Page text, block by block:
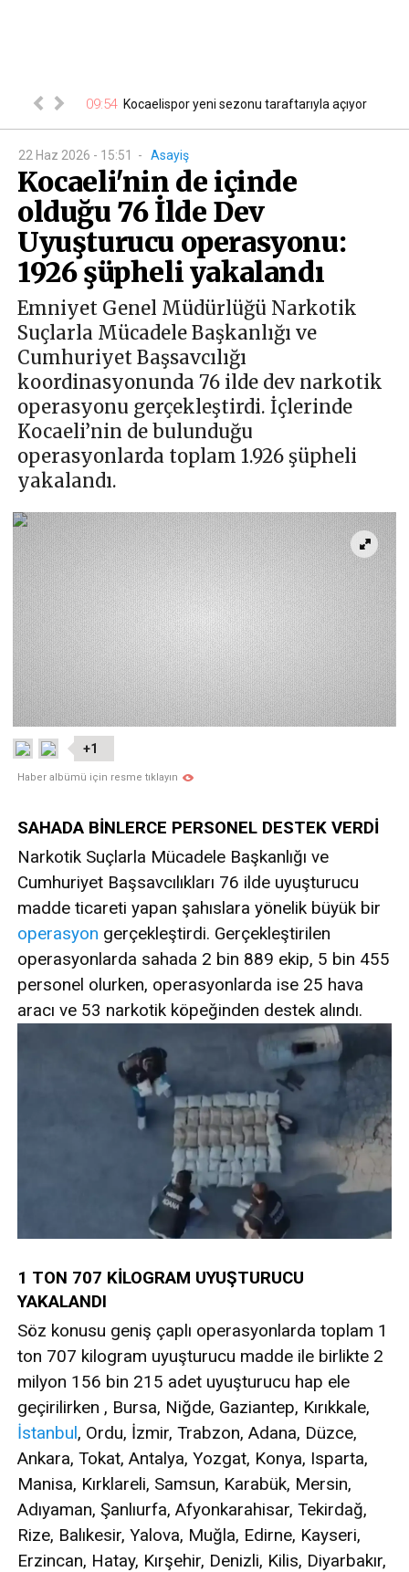
güçlü 09:54 Kocaelispor yeni sezonu taraftarıyla açıyor
22 Haz 2026 - 15:51 - Asayiş
Kocaeli'nin de içinde
olduğu 76 İlde Dev
Uyuşturucu operasyonu:
1926 şüpheli yakalandı
Emniyet Genel Müdürlüğü Narkotik
Suçlarla Mücadele Başkanlığı ve
Cumhuriyet Başsavcılığı
koordinasyonunda 76 ilde dev narkotik
operasyonu gerçekleştirdi. İçlerinde
Kocaeli’nin de bulunduğu
operasyonlarda toplam 1.926 şüpheli
yakalandı.
+1
Haber albümü için resme tıklayın
SAHADA BİNLERCE PERSONEL DESTEK VERDİ
Narkotik Suçlarla Mücadele Başkanlığı ve
Cumhuriyet Başsavcılıkları 76 ilde uyuşturucu
madde ticareti yapan şahıslara yönelik büyük bir
operasyon gerçekleştirdi. Gerçekleştirilen
operasyonlarda sahada 2 bin 889 ekip, 5 bin 455
personel olurken, operasyonlarda ise 25 hava
aracı ve 53 narkotik köpeğinden destek alındı.
1 TON 707 KİLOGRAM UYUŞTURUCU
YAKALANDI
Söz konusu geniş çaplı operasyonlarda toplam 1
ton 707 kilogram uyuşturucu madde ile birlikte 2
milyon 156 bin 215 adet uyuşturucu hap ele
geçirilirken , Bursa, Niğde, Gaziantep, Kırıkkale,
İstanbul, Ordu, İzmir, Trabzon, Adana, Düzce,
Ankara, Tokat, Antalya, Yozgat, Konya, Isparta,
Manisa, Kırklareli, Samsun, Karabük, Mersin,
Adıyaman, Şanlıurfa, Afyonkarahisar, Tekirdağ,
Rize, Balıkesir, Yalova, Muğla, Edirne, Kayseri,
Erzincan, Hatay, Kırşehir, Denizli, Kilis, Diyarbakır,